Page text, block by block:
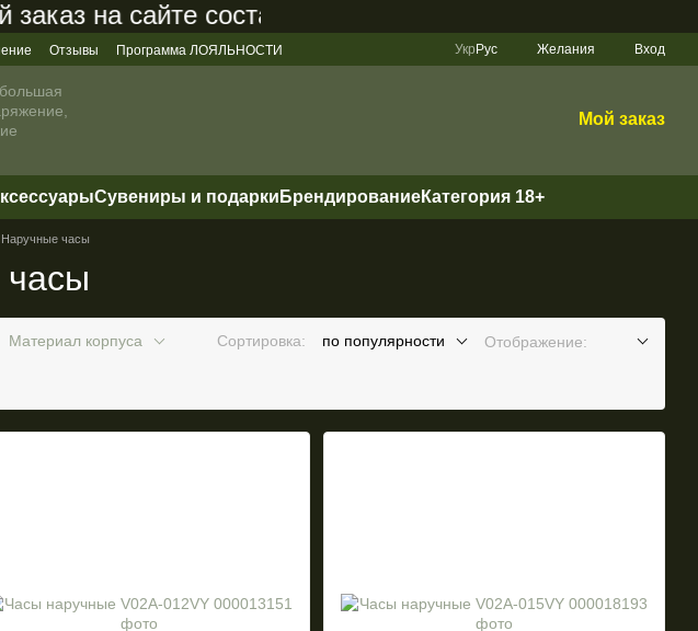
на сайте составляет 200 грн
Отзывы
Программа ЛОЯЛЬНОСТИ
Укр Рус Желания Вход
Мой заказ
Сувениры и подарки БрендированиеКатегория 18+
Наручные часы
Материал корпуса Сортировка: по популярности Отображение: